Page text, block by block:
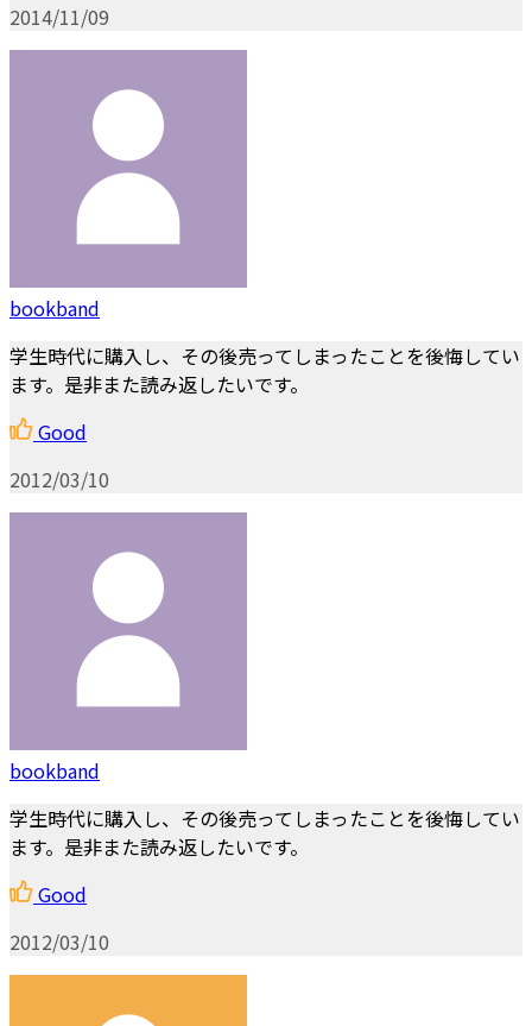
2014/11/09
bookband
学生時代に購入し、その後売ってしまったことを後悔してい
ます。是非また読み返したいです。
Good
2012/03/10
bookband
学生時代に購入し、その後売ってしまったことを後悔してい
ます。是非また読み返したいです。
Good
2012/03/10